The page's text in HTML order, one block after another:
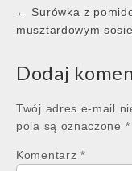
Post
navigation
← Surówka z
musztardowym sosie
Dodaj
Twój adres e-mail
pola są oznaczone *
Komentarz *